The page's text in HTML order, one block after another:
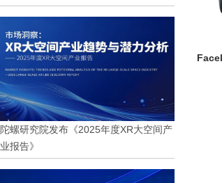
陀螺研究院发布《2025年度XR大空间产
业报告》